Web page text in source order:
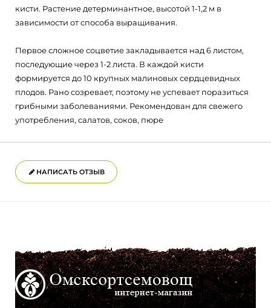
кисти. Растение детерминантное, высотой 1-1,2 м в
зависимости от способа выращивания.
Первое сложное соцветие закладывается над 6 листом,
последующие через 1-2 листа. В каждой кисти
формируется до 10 крупных малиновых сердцевидных
плодов. Рано созревает, поэтому не успевает поразиться
грибными заболеваниями. Рекомендован для свежего
употребления, салатов, соков, пюре
НАПИСАТЬ ОТЗЫВ